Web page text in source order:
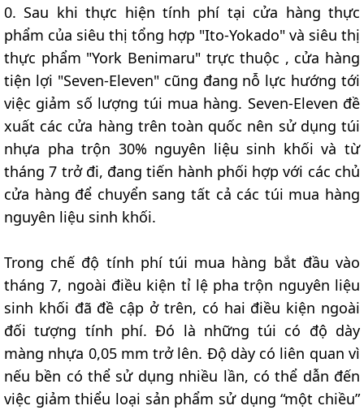
0. Sau khi thực hiện tính phí tại cửa hàng thực
phẩm của siêu thị tổng hợp "Ito-Yokado" và siêu thị
thực phẩm "York Benimaru" trực thuộc , cửa hàng
tiện lợi "Seven-Eleven" cũng đang nỗ lực hướng tới
việc giảm số lượng túi mua hàng. Seven-Eleven đề
xuất các cửa hàng trên toàn quốc nên sử dụng túi
nhựa pha trộn 30% nguyên liệu sinh khối và từ
tháng 7 trở đi, đang tiến hành phối hợp với các chủ
cửa hàng để chuyển sang tất cả các túi mua hàng
nguyên liệu sinh khối.
Trong chế độ tính phí túi mua hàng bắt đầu vào
tháng 7, ngoài điều kiện tỉ lệ pha trộn nguyên liệu
sinh khối đã đề cập ở trên, có hai điều kiện ngoài
đối tượng tính phí. Đó là những túi có độ dày
màng nhựa 0,05 mm trở lên. Độ dày có liên quan vì
nếu bền có thể sử dụng nhiều lần, có thể dẫn đến
việc giảm thiểu loại sản phẩm sử dụng “một chiều”